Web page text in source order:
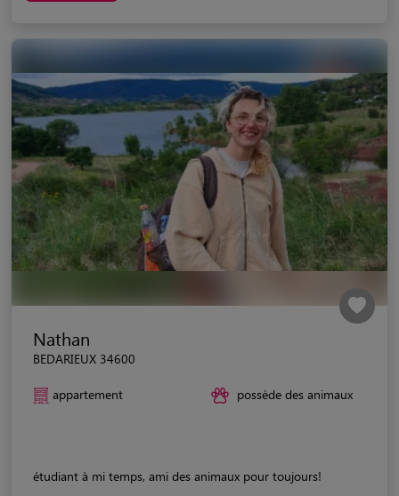
Nathan
BEDARIEUX 34600
appartement possède des animaux
étudiant à mi temps, ami des animaux pour toujours!